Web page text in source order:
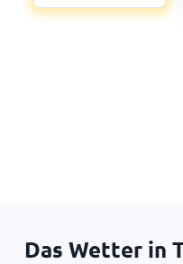
Das Wetter in